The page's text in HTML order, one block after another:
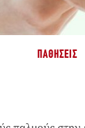
ΠΑΘΉΣΕΙΣ